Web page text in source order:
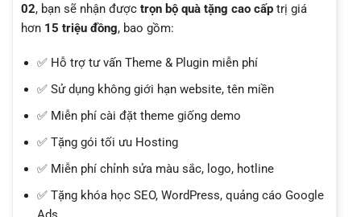
02, bạn sẽ nhận được trọn bộ quà tặng cao cấp trị giá
hơn 15 triệu đồng, bao gồm:
✅ Hỗ trợ tư vấn Theme & Plugin miễn phí
✅ Sử dụng không giới hạn website, tên miền
✅ Miễn phí cài đặt theme giống demo
✅ Tặng gói tối ưu Hosting
✅ Miễn phí chỉnh sửa màu sắc, logo, hotline
✅ Tặng khóa học SEO, WordPress, quảng cáo Google